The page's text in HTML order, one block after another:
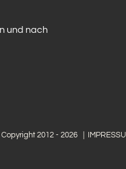
und nach
2012 - 2026 |